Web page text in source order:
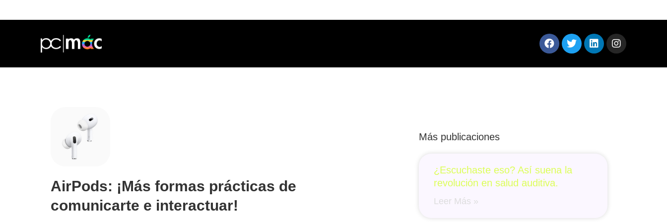
AirPods: ¡Más formas prácticas de
comunicarte e interactuar!
Más publicaciones
¿Escuchaste eso? Así suena la
revolución en salud auditiva.
Leer Más »